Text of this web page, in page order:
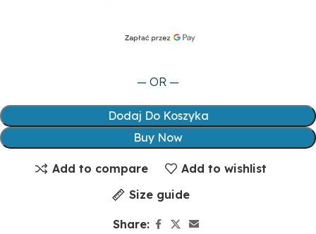
— OR —
Dodaj Do Koszyka
Buy Now
Add to compare
Add to wishlist
Size guide
Share: